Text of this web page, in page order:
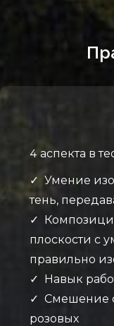
4 аспекта в
✓ Умение
тень,
✓
плоскости с
правильно
✓ Навык
✓ Смешение
розовых